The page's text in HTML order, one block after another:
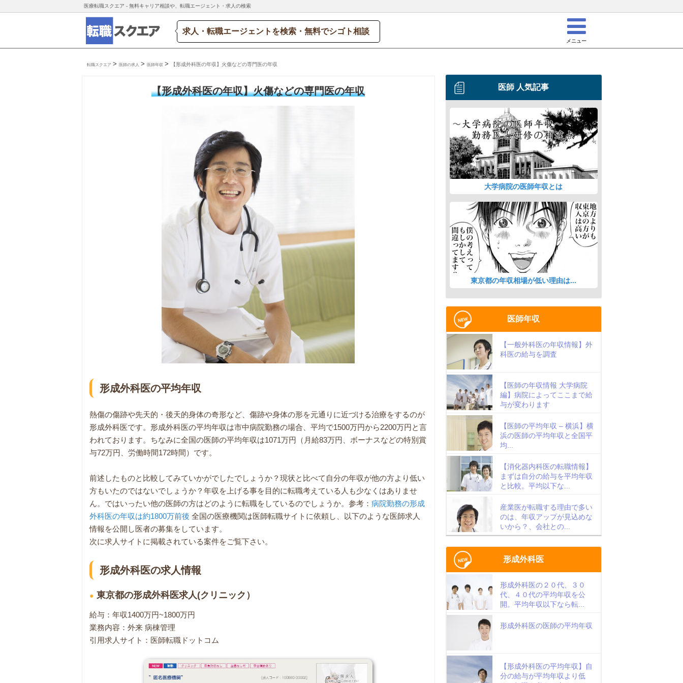
医療転職スクエア - 無料キャリア相談や、転職エージェント・求人の検索
求人・転職エージェントを検索・無料でシゴト相談
メニュー
転職スクエア > 医師の求人 > 医師年収 > 【形成外科医の年収】火傷などの専門医の年収
【形成外科医の年収】火傷などの専門医の年収
形成外科医の平均年収
熱傷の傷跡や先天的・後天的身体の奇形など、傷跡や身体の形を元通りに近づける治療をするのが
形成外科医です。形成外科医の平均年収は市中病院勤務の場合、平均で1500万円から2200万円と言
われております。ちなみに全国の医師の平均年収は1071万円（月給83万円、ボーナスなどの特別賞
与72万円、労働時間172時間）です。
前述したものと比較してみていかがでしたでしょうか？現状と比べて自分の年収が他の方より低い
方もいたのではないでしょうか？年収を上げる事を目的に転職考えている人も少なくはありませ
ん。ではいったい他の医師の方はどのように転職をしているのでしょうか。参考： 病院勤務の形成
外科医の年収は約1800万前後 全国の医療機関は医師転職サイトに依頼し、以下のような医師求人
情報を公開し医者の募集をしています。
次に求人サイトに掲載されている案件をご覧下さい。
形成外科医の求人情報
東京都の形成外科医求人(クリニック）
給与：年収1400万円~1800万円
業務内容：外来 病棟管理
引用求人サイト：医師転職ドットコム
医師 人気記事
大学病院の医師年収とは
東京都の年収相場が低い理由は...
医師年収
【一般外科医の年収情報】外
科医の給与を調査
【医師の年収情報 大学病院
編】病院によってここまで給
与が変わります
【医師の平均年収 – 横浜】横
浜の医師の平均年収と全国平
均...
【消化器内科医の転職情報】
まずは自分の給与を平均年収
と比較。平均以下な...
産業医が転職する理由で多い
のは、年収アップが見込めな
いから？、会社との...
形成外科医
形成外科医の２０代、３０
代、４０代の平均年収を公
開。平均年収以下なら転...
形成外科医の医師の平均年収
【形成外科医の平均年収】自
分の給与が平均年収より低